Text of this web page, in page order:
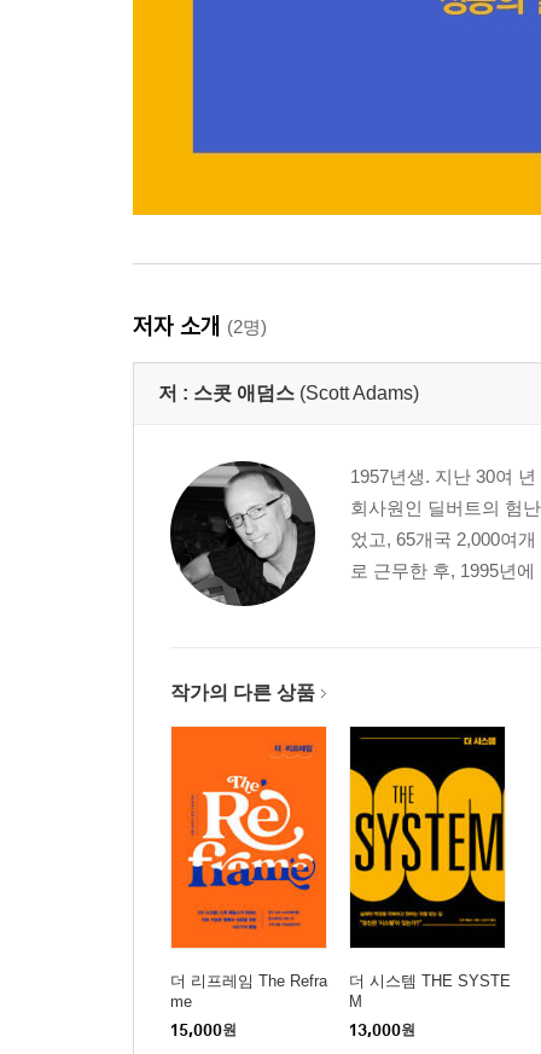
저자 소개 (2명)
저 : 스콧 애덤스 (Scott Adams)
1957년생. 지난 30여
회사원인 딜버트의 험
었고, 65개국 2,000여
로 근무한 후, 1995년
작가의 다른 상품
더 리프레임 The Refra
me
15,000원
더 시스템 THE SYSTE
M
13,000원